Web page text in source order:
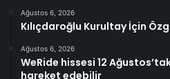
Ağustos 6, 2026
Kılıçdaroğlu Kurultay İçin
Ağustos 6, 2026
WeRide hissesi 12
hareket edebilir